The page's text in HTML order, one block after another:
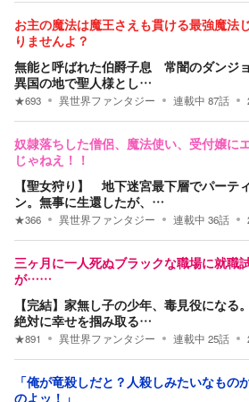
お主の魔法は魔王さえも貫ける最強魔法
りませんよ？
無能と呼ばれた伯爵子息 常闇のダンジ
異国の地で聖人様とし…
★693 異世界ファンタジー 連載中 87話
奴隷落ちした僧侶、魔法使い、受付嬢に
じゃねえ！！
【聖女狩り】 地下迷宮最下層でパーテ
ン。無事に生還したが、…
★366 異世界ファンタジー 連載中 36話
三ヶ月に一人死ぬブラックな職場に就職
が……
【完結】家無し子の少年、毒見役になる
絶対に幸せを掴み取る…
★891 異世界ファンタジー 連載中 25話
「俺が竜殺しだと？人殺しみたいなもの
のよッ！」